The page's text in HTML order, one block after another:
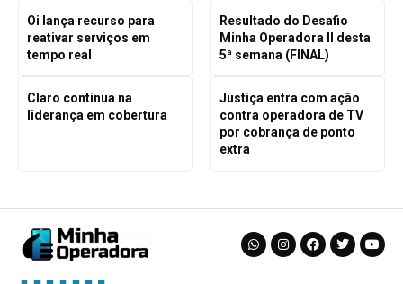
Oi lança recurso para
reativar serviços em
tempo real
Resultado do Desafio
Minha Operadora II desta
5ª semana (FINAL)
Claro continua na
liderança em cobertura
Justiça entra com ação
contra operadora de TV
por cobrança de ponto
extra